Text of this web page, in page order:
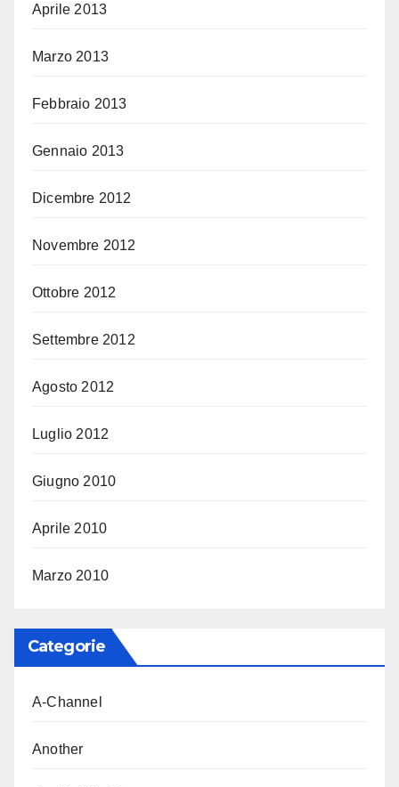
Aprile 2013
Marzo 2013
Febbraio 2013
Gennaio 2013
Dicembre 2012
Novembre 2012
Ottobre 2012
Settembre 2012
Agosto 2012
Luglio 2012
Giugno 2010
Aprile 2010
Marzo 2010
Categorie
A-Channel
Another